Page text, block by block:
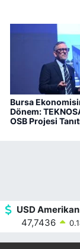
Bursa
Dönem:
OSB Projesi
USD Amerikan
47,7436